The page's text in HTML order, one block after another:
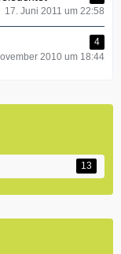
17. Juni 2011 um 22:58
4
2010 um 18:44
13